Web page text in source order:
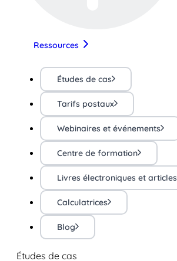
Ressources
Études de cas
Tarifs postaux
Webinaires et événements
Centre de formation
Livres électroniques et articles
Calculatrices
Blog
Études de cas